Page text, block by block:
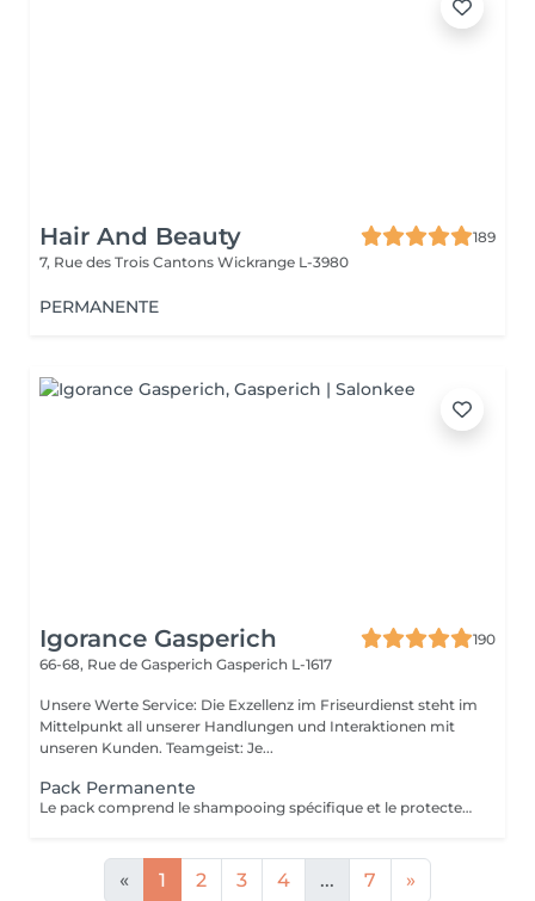
Hair And Beauty
189
7, Rue des Trois Cantons Wickrange L-3980
PERMANENTE
Igorance Gasperich
190
66-68, Rue de Gasperich Gasperich L-1617
Unsere Werte Service: Die Exzellenz im Friseurdienst steht im
Mittelpunkt all unserer Handlungen und Interaktionen mit
unseren Kunden. Teamgeist: Je...
Pack Permanente
Le pack comprend le shampooing spécifique et le protecteur REDKEN , la permanente avec les produits LOREAL PROFESSIONNEL , le conditionneur REDKEN , le séchage et les produits de styling REDKEN Option Coupe : la coupe IGORANCE (finition sur cheveux secs), le séchage et les produits de styling REDKEN. * Tarifs à titre indicatifs à confirmer après la consultation personnalisée établit auprès de votre coiffeur/stylist/spécialiste * La direction se réserve le droit d’apporter des modifications pour le bon fonctionnement du salon
« 1 2 3 4 ... 7 »